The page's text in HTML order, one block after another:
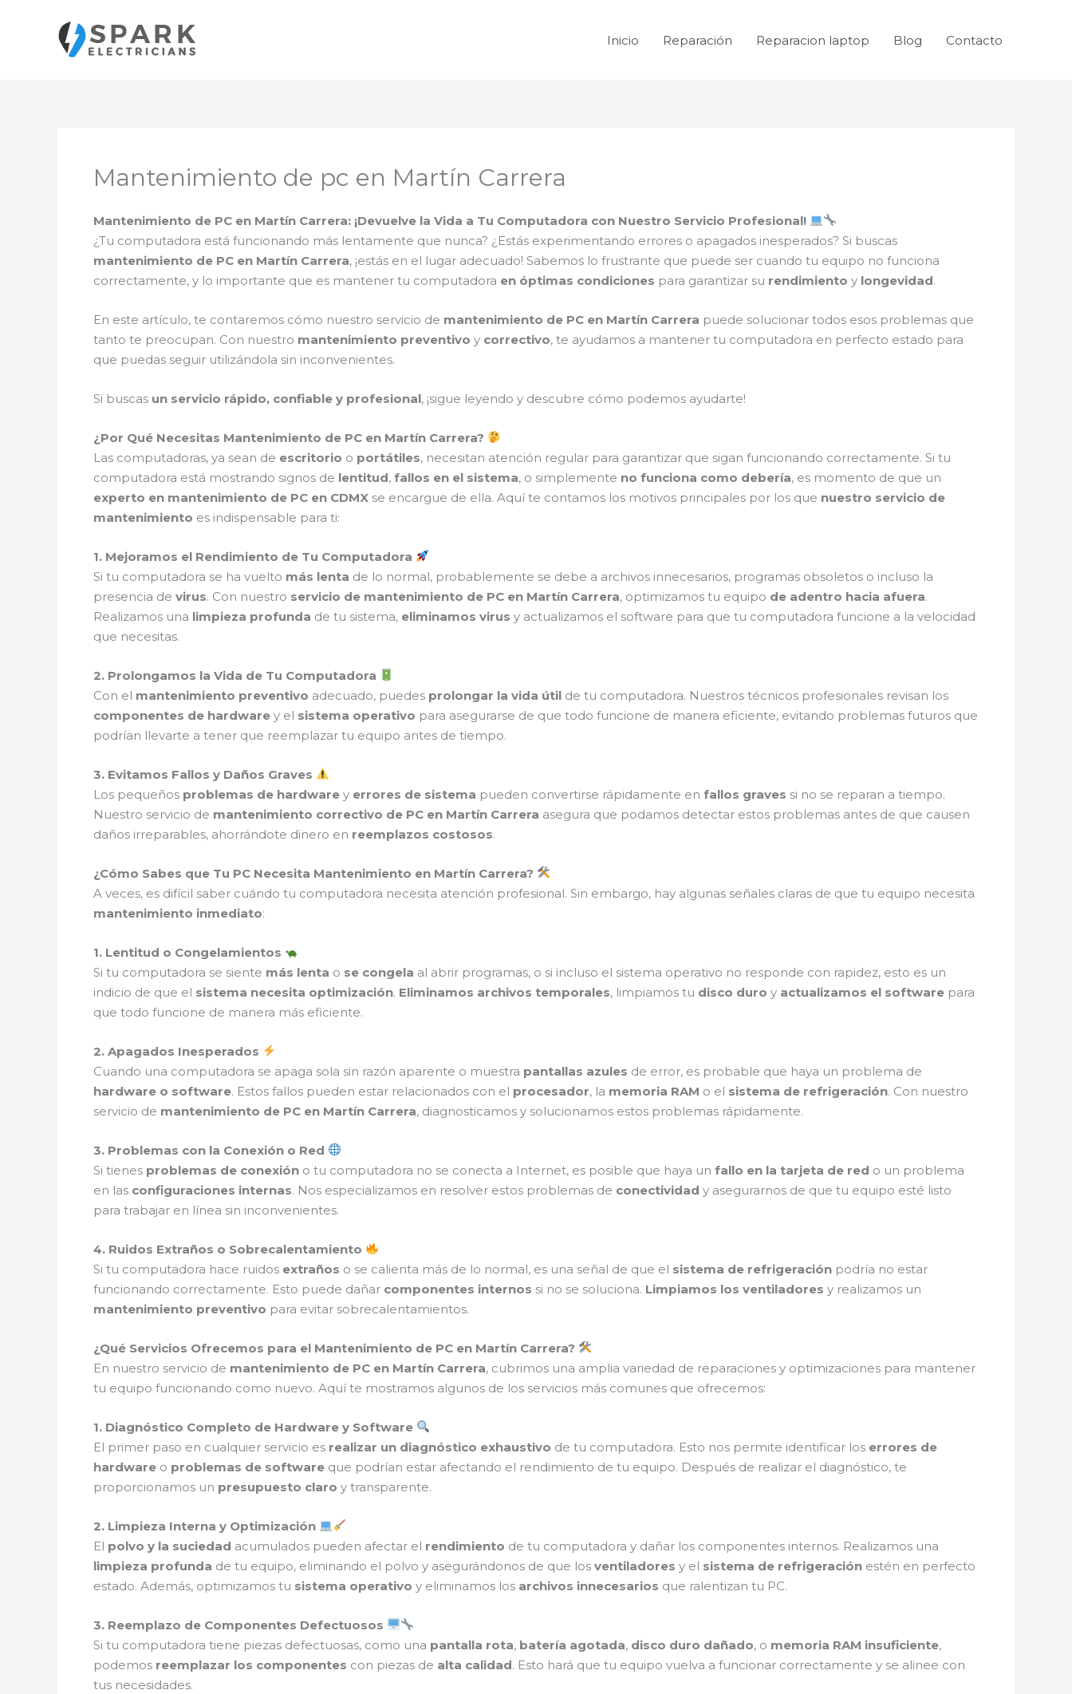
contenido
Inicio Reparación Reparacion laptop Blog Contacto
Mantenimiento de pc en Martín Carrera
Mantenimiento de PC en Martín Carrera: ¡Devuelve la Vida a Tu Computadora con Nuestro Servicio Profesional!
¿Tu computadora está funcionando más lentamente que nunca? ¿Estás experimentando errores o apagados inesperados? Si buscas
mantenimiento de PC en Martín Carrera, ¡estás en el lugar adecuado! Sabemos lo frustrante que puede ser cuando tu equipo no funciona
correctamente, y lo importante que es mantener tu computadora en óptimas condiciones para garantizar su rendimiento y longevidad.
En este artículo, te contaremos cómo nuestro servicio de mantenimiento de PC en Martín Carrera puede solucionar todos esos problemas que
tanto te preocupan. Con nuestro mantenimiento preventivo y correctivo, te ayudamos a mantener tu computadora en perfecto estado para
que puedas seguir utilizándola sin inconvenientes.
Si buscas un servicio rápido, confiable y profesional, ¡sigue leyendo y descubre cómo podemos ayudarte!
¿Por Qué Necesitas Mantenimiento de PC en Martín Carrera?
Las computadoras, ya sean de escritorio o portátiles, necesitan atención regular para garantizar que sigan funcionando correctamente. Si tu
computadora está mostrando signos de lentitud, fallos en el sistema, o simplemente no funciona como debería, es momento de que un
experto en mantenimiento de PC en CDMX se encargue de ella. Aquí te contamos los motivos principales por los que nuestro servicio de
mantenimiento es indispensable para ti:
1. Mejoramos el Rendimiento de Tu Computadora
Si tu computadora se ha vuelto más lenta de lo normal, probablemente se debe a archivos innecesarios, programas obsoletos o incluso la
presencia de virus. Con nuestro servicio de mantenimiento de PC en Martín Carrera, optimizamos tu equipo de adentro hacia afuera.
Realizamos una limpieza profunda de tu sistema, eliminamos virus y actualizamos el software para que tu computadora funcione a la velocidad
que necesitas.
2. Prolongamos la Vida de Tu Computadora
Con el mantenimiento preventivo adecuado, puedes prolongar la vida útil de tu computadora. Nuestros técnicos profesionales revisan los
componentes de hardware y el sistema operativo para asegurarse de que todo funcione de manera eficiente, evitando problemas futuros que
podrían llevarte a tener que reemplazar tu equipo antes de tiempo.
3. Evitamos Fallos y Daños Graves
Los pequeños problemas de hardware y errores de sistema pueden convertirse rápidamente en fallos graves si no se reparan a tiempo.
Nuestro servicio de mantenimiento correctivo de PC en Martín Carrera asegura que podamos detectar estos problemas antes de que causen
daños irreparables, ahorrándote dinero en reemplazos costosos.
¿Cómo Sabes que Tu PC Necesita Mantenimiento en Martín Carrera?
A veces, es difícil saber cuándo tu computadora necesita atención profesional. Sin embargo, hay algunas señales claras de que tu equipo necesita
mantenimiento inmediato:
1. Lentitud o Congelamientos
Si tu computadora se siente más lenta o se congela al abrir programas, o si incluso el sistema operativo no responde con rapidez, esto es un
indicio de que el sistema necesita optimización. Eliminamos archivos temporales, limpiamos tu disco duro y actualizamos el software para
que todo funcione de manera más eficiente.
2. Apagados Inesperados
Cuando una computadora se apaga sola sin razón aparente o muestra pantallas azules de error, es probable que haya un problema de
hardware o software. Estos fallos pueden estar relacionados con el procesador, la memoria RAM o el sistema de refrigeración. Con nuestro
servicio de mantenimiento de PC en Martín Carrera, diagnosticamos y solucionamos estos problemas rápidamente.
3. Problemas con la Conexión o Red
Si tienes problemas de conexión o tu computadora no se conecta a Internet, es posible que haya un fallo en la tarjeta de red o un problema
en las configuraciones internas. Nos especializamos en resolver estos problemas de conectividad y asegurarnos de que tu equipo esté listo
para trabajar en línea sin inconvenientes.
4. Ruidos Extraños o Sobrecalentamiento
Si tu computadora hace ruidos extraños o se calienta más de lo normal, es una señal de que el sistema de refrigeración podría no estar
funcionando correctamente. Esto puede dañar componentes internos si no se soluciona. Limpiamos los ventiladores y realizamos un
mantenimiento preventivo para evitar sobrecalentamientos.
¿Qué Servicios Ofrecemos para el Mantenimiento de PC en Martín Carrera?
En nuestro servicio de mantenimiento de PC en Martín Carrera, cubrimos una amplia variedad de reparaciones y optimizaciones para mantener
tu equipo funcionando como nuevo. Aquí te mostramos algunos de los servicios más comunes que ofrecemos:
1. Diagnóstico Completo de Hardware y Software
El primer paso en cualquier servicio es realizar un diagnóstico exhaustivo de tu computadora. Esto nos permite identificar los errores de
hardware o problemas de software que podrían estar afectando el rendimiento de tu equipo. Después de realizar el diagnóstico, te
proporcionamos un presupuesto claro y transparente.
2. Limpieza Interna y Optimización
El polvo y la suciedad acumulados pueden afectar el rendimiento de tu computadora y dañar los componentes internos. Realizamos una
limpieza profunda de tu equipo, eliminando el polvo y asegurándonos de que los ventiladores y el sistema de refrigeración estén en perfecto
estado. Además, optimizamos tu sistema operativo y eliminamos los archivos innecesarios que ralentizan tu PC.
3. Reemplazo de Componentes Defectuosos
Si tu computadora tiene piezas defectuosas, como una pantalla rota, batería agotada, disco duro dañado, o memoria RAM insuficiente,
podemos reemplazar los componentes con piezas de alta calidad. Esto hará que tu equipo vuelva a funcionar correctamente y se alinee con
tus necesidades.